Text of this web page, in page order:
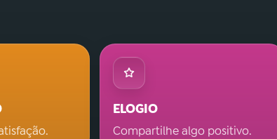
ELOGIO
Compartilhe algo positivo.